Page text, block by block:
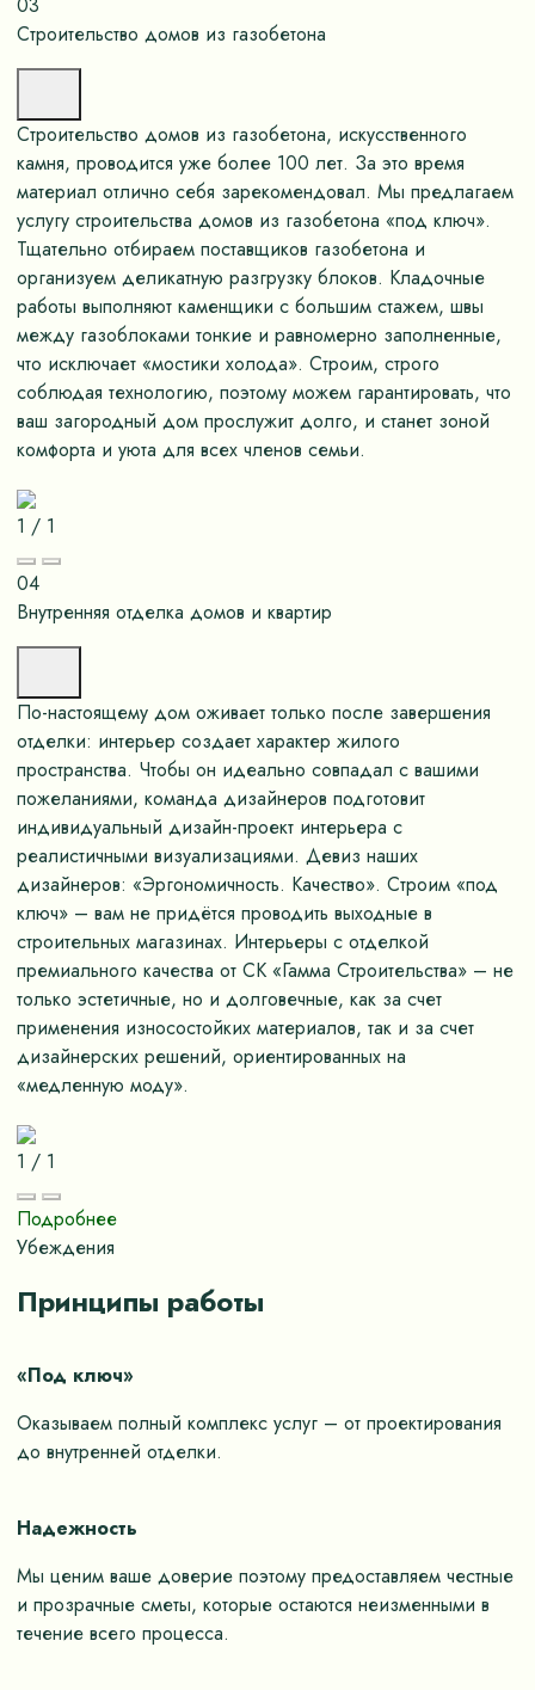
Строительство домов из газобетона
Строительство домов из газобетона, искусственного
камня, проводится уже более 100 лет. За это время
материал отлично себя зарекомендовал. Мы предлагаем
услугу строительства домов из газобетона «под ключ».
Тщательно отбираем поставщиков газобетона и
организуем деликатную разгрузку блоков. Кладочные
работы выполняют каменщики с большим стажем, швы
между газоблоками тонкие и равномерно заполненные,
что исключает «мостики холода». Строим, строго
соблюдая технологию, поэтому можем гарантировать, что
ваш загородный дом прослужит долго, и станет зоной
комфорта и уюта для всех членов семьи.
1 / 1
04
Внутренняя отделка домов и квартир
По-настоящему дом оживает только после завершения
отделки: интерьер создает характер жилого
пространства. Чтобы он идеально совпадал с вашими
пожеланиями, команда дизайнеров подготовит
индивидуальный дизайн-проект интерьера с
реалистичными визуализациями. Девиз наших
дизайнеров: «Эргономичность. Качество». Строим «под
ключ» – вам не придётся проводить выходные в
строительных магазинах. Интерьеры с отделкой
премиального качества от СК «Гамма Строительства» – не
только эстетичные, но и долговечные, как за счет
применения износостойких материалов, так и за счет
дизайнерских решений, ориентированных на
«медленную моду».
1 / 1
Подробнее
Убеждения
Принципы работы
«Под ключ»
Оказываем полный комплекс услуг – от проектирования
до внутренней отделки.
Надежность
Мы ценим ваше доверие поэтому предоставляем честные
и прозрачные сметы, которые остаются неизменными в
течение всего процесса.